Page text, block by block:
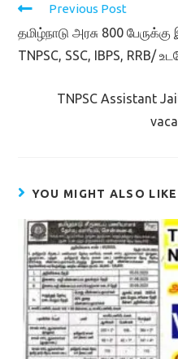
Read
articles
Previous Post
தமிழ்நாடு அரசு 800
TNPSC, SSC, IBPS,
TNPSC Assistant
YOU MIGHT ALSO LIKE